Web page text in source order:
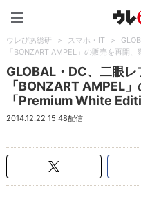
ウレぴあ総研 > スマホ・IT >
「BONZART AMPEL」の販売を再開
GLOBAL・DC、二眼
「BONZART AMPEL
「Premium White
2014.12.22 15:48配信